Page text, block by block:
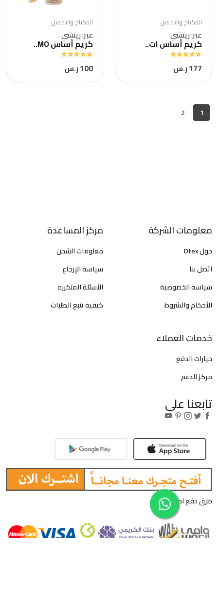
المكياج والتجميل
عبر: ريتشي
كريم أساس ات..
177 ر.س
المكياج والتجميل
عبر: ريتشي
كريم أساس MO..
100 ر.س
1
2
معلومات الشركة
حول Dtex
اتصل بنا
سياسة الخصوصية
الأحكام والشروط
مركز المساعدة
معلومات الشحن
سياسة الإرجاع
الأسئلة المتكررة
كيفية تتبع الطلبات
خدمات العملاء
خيارات الدفع
مركز الدعم
تابعنا على
طرق دفع امنة